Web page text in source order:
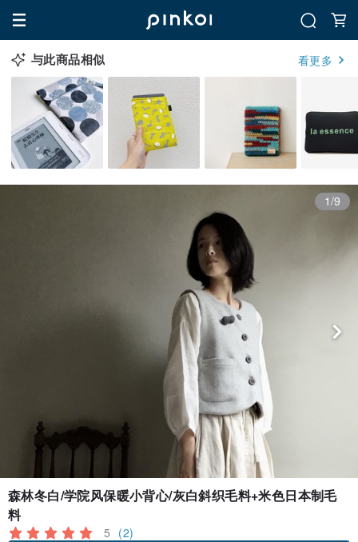
与此商品相似 看更多
1/9
森林冬白/学院风保暖小背心/灰白斜织毛料+米色日本制毛
料
5 (2)